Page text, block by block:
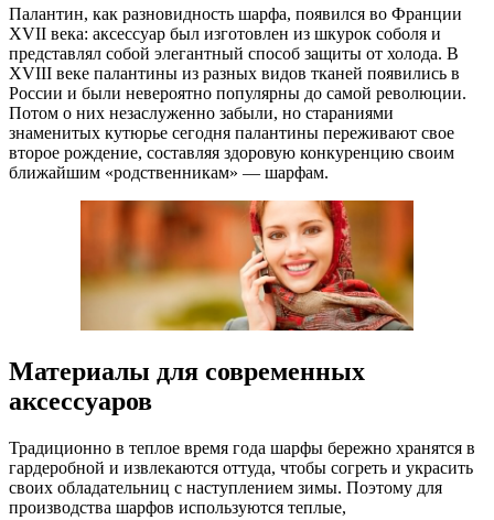
Палантин, как разновидность шарфа, появился во Франции
XVII века: аксессуар был изготовлен из шкурок соболя и
представлял собой элегантный способ защиты от холода. В
XVIII веке палантины из разных видов тканей появились в
России и были невероятно популярны до самой революции.
Потом о них незаслуженно забыли, но стараниями
знаменитых кутюрье сегодня палантины переживают свое
второе рождение, составляя здоровую конкуренцию своим
ближайшим «родственникам» — шарфам.
Материалы для современных
аксессуаров
Традиционно в теплое время года шарфы бережно хранятся в
гардеробной и извлекаются оттуда, чтобы согреть и украсить
своих обладательниц с наступлением зимы. Поэтому для
производства шарфов используются теплые,